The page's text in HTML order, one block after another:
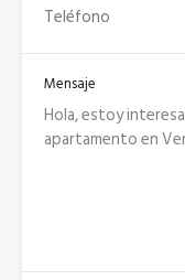
Mensaje